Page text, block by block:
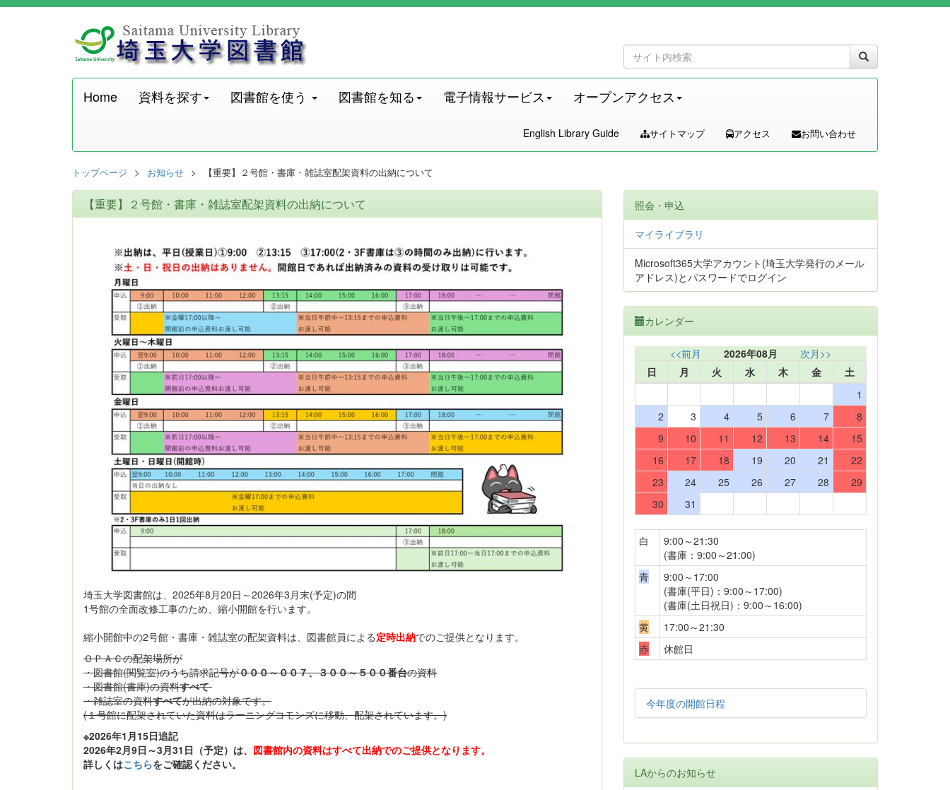
Home 資料を探す 図書館を使う 図書館を知る 電子情報サービス オープンアクセス
English Library Guide サイトマップ アクセス お問い合わせ
トップページ お知らせ 【重要】２号館・書庫・雑誌室配架資料の出納について
【重要】２号館・書庫・雑誌室配架資料の出納について
埼玉大学図書館は、2025年8月20日～2026年3月末(予定)の間
1号館の全面改修工事のため、縮小開館を行います。
縮小開館中の2号館・書庫・雑誌室の配架資料は、図書館員による定時出納でのご提供となります。
ＯＰＡＣの配架場所が
・図書館(閲覧室)のうち請求記号が０００～００７、３００～５００番台の資料
・図書館(書庫)の資料すべて
・雑誌室の資料すべてが出納の対象です。
(１号館に配架されていた資料はラーニングコモンズに移動、配架されています。)
※2026年1月15日追記
2026年2月9日～3月31日（予定）は、 図書館内の資料はすべて出納でのご提供となります。
詳しくはこちらをご確認ください。
照会・申込
マイライブラリ
Microsoft365大学アカウント(埼玉大学発行のメール
アドレス)とパスワードでログイン
カレンダー
<<前月 2026年08月
次月>>
日
月 火 水 木 金
土
1
2
3 4 5 6 7
8
9
10 11 12 13 14
15
16
17 18 19 20 21
22
23
24 25 26 27 28
29
30
31
白
9:00～21:30
(書庫：9:00～21:00)
青
9:00～17:00
(書庫(平日)：9:00～17:00)
(書庫(土日祝日)：9:00～16:00)
黄
17:00～21:30
赤
休館日
今年度の開館日程
LAからのお知らせ